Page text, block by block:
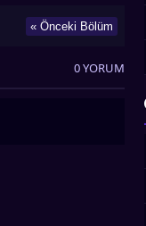
« Önceki Bölüm
0 YORUM